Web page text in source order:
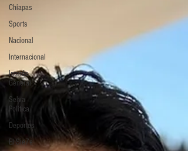
Chiapas
Sports
Nacional
Internacional
Interés
General
Selva
Política
Deportes
El Sie7e